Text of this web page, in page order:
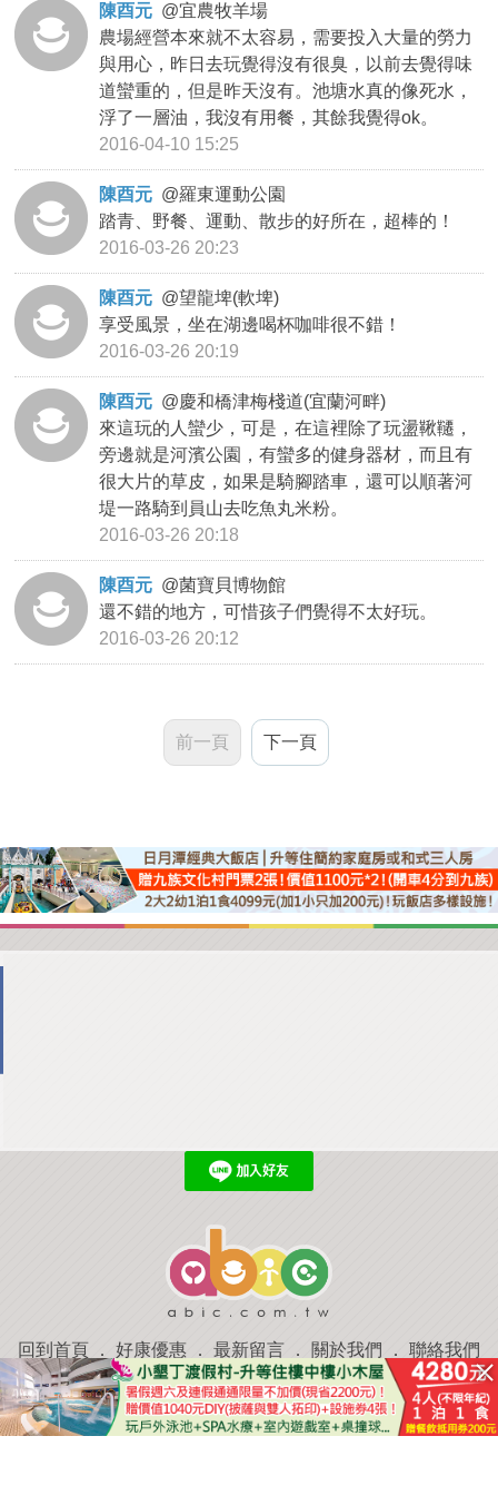
陳酉元 @宜農牧羊場
農場經營本來就不太容易，需要投入大量的勞力
與用心，昨日去玩覺得沒有很臭，以前去覺得味
道蠻重的，但是昨天沒有。池塘水真的像死水，
浮了一層油，我沒有用餐，其餘我覺得ok。
2016-04-10 15:25
陳酉元 @羅東運動公園
踏青、野餐、運動、散步的好所在，超棒的！
2016-03-26 20:23
陳酉元 @望龍埤(軟埤)
享受風景，坐在湖邊喝杯咖啡很不錯！
2016-03-26 20:19
陳酉元 @慶和橋津梅棧道(宜蘭河畔)
來這玩的人蠻少，可是，在這裡除了玩盪鞦韆，
旁邊就是河濱公園，有蠻多的健身器材，而且有
很大片的草皮，如果是騎腳踏車，還可以順著河
堤一路騎到員山去吃魚丸米粉。
2016-03-26 20:18
陳酉元 @菌寶貝博物館
還不錯的地方，可惜孩子們覺得不太好玩。
2016-03-26 20:12
前一頁 下一頁
回到首頁 ． 好康優惠 ． 最新留言 ． 關於我們 ． 聯絡我們
部落格微件．商家合作．討論區．推薦景點． APP下載
羿磊資訊 服務條款&隱私權政策